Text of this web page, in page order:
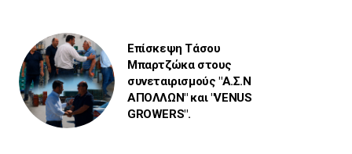
Επίσκεψη Τάσου
Μπαρτζώκα στους
συνεταιρισμούς "Α.Σ.Ν
ΑΠΟΛΛΩΝ" και "VENUS
GROWERS".